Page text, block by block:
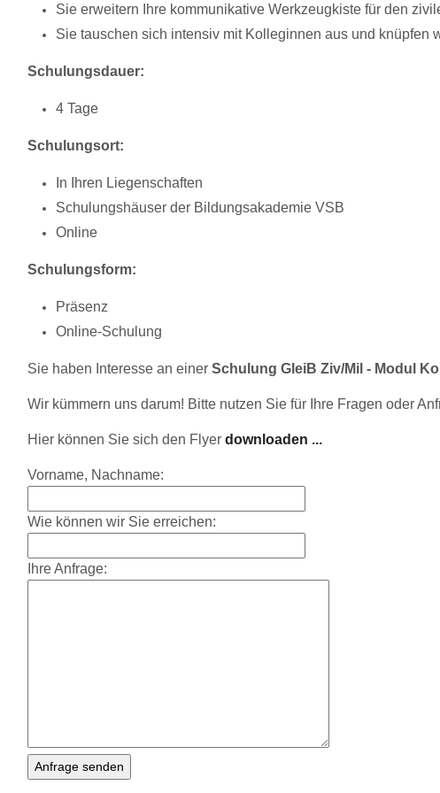
Sie erweitern Ihre kommunikative Werkzeugkiste für den
Sie tauschen sich intensiv mit Kolleginnen aus und knüpfen
Schulungsdauer:
4 Tage
Schulungsort:
In Ihren Liegenschaften
Schulungshäuser der Bildungsakademie VSB
Online
Schulungsform:
Präsenz
Online-Schulung
Sie haben Interesse an einer Schulung GleiB Ziv/Mil - Modul
Wir kümmern uns darum! Bitte nutzen Sie für Ihre Fragen oder
Hier können Sie sich den Flyer downloaden ...
Vorname, Nachname:
Wie können wir Sie erreichen:
Ihre Anfrage: